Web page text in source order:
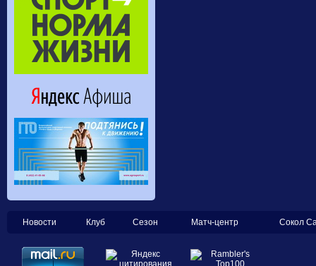
Новости Клуб Сезон Матч-центр Сокол